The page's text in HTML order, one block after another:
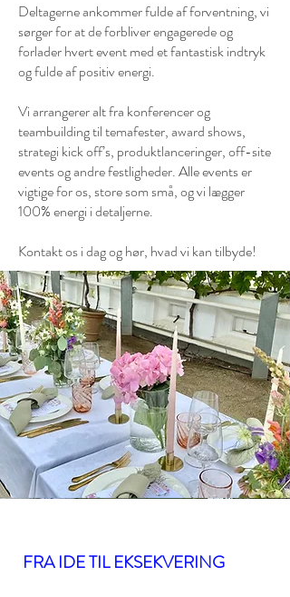
Deltagerne ankommer fulde af forventning, vi
sørger for at de forbliver engagerede og
forlader hvert event med et fantastisk indtryk
og fulde af positiv energi.
Vi arrangerer alt fra konferencer og
teambuilding til temafester, award shows,
strategi kick off’s, produktlanceringer, off-site
events og andre festligheder. Alle events er
vigtige for os, store som små, og vi lægger
100% energi i detaljerne.
Kontakt os i dag og hør, hvad vi kan tilbyde!
FRA IDE TIL EKSEKVERING